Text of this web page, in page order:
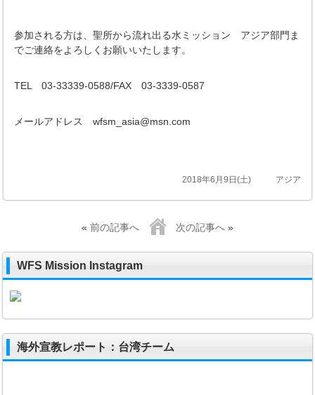
参加される方は、聖所から流れ出る水ミッション アジア部門ま
でご連絡をよろしくお願いいたします。
TEL 03-33339-0588/FAX 03-3339-0587
メールアドレス wfsm_asia@msn.com
2018年6月9日(土) アジア
« 前の記事へ 次の記事へ »
WFS Mission Instagram
海外宣教レポート：台湾チーム